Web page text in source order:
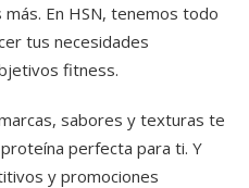
En HSN, tenemos todo
tus necesidades
fitness.
sabores y texturas te
perfecta para ti. Y
y promociones